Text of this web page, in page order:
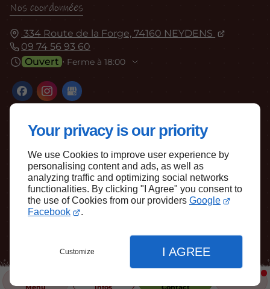
Your privacy is our priority
We use Cookies to improve user experience by
personalising content and ads, as well as
analyzing traffic and optimizing social networks
functionalities. By clicking "I Agree" you consent to
the use of Cookies from our providers Google
Facebook
.
Customize I AGREE
Menu Infos Contact
Nos coordonnées
334 Route de la Forge, 74160 NEYDENS
09 74 56 93 60
Ouvert ⋅ Ferme à 18:00
Haut de page